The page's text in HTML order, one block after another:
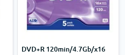
DVD+R 120min/4.7Gb/x16